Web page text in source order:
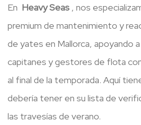
En Heavy Seas , nos
premium de mantenimiento y
de yates en Mallorca, apoyando
capitanes y gestores de flota
al final de la temporada. Aquí
debería tener en su lista de
las travesías de verano.